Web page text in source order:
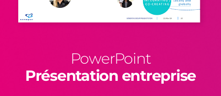
PowerPoint
Présentation entreprise